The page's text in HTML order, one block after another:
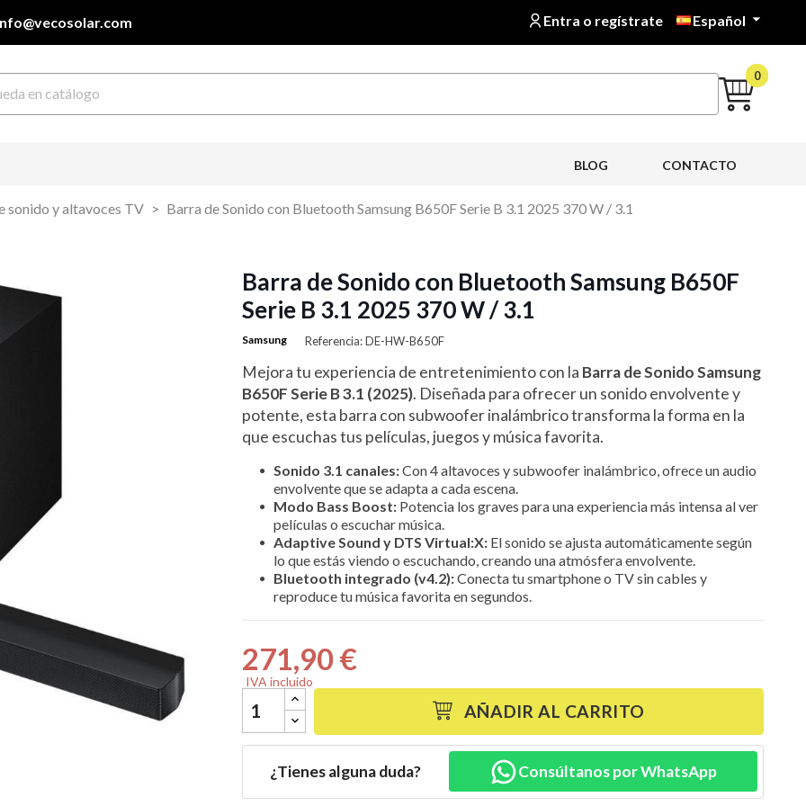
Entra o regístrate Español 
0
CONTACTO
BLOG
sonido y altavoces TV Barra de Sonido con Bluetooth Samsung B650F Serie B 3.1 2025 370 W / 3.1
Barra de Sonido con Bluetooth Samsung B650F
Serie B 3.1 2025 370 W / 3.1
Samsung Referencia: DE-HW-B650F
Mejora tu experiencia de entretenimiento con la Barra de Sonido Samsung
B650F Serie B 3.1 (2025). Diseñada para ofrecer un sonido envolvente y
potente, esta barra con subwoofer inalámbrico transforma la forma en la
que escuchas tus películas, juegos y música favorita.
Sonido 3.1 canales:Con 4 altavoces y subwoofer inalámbrico, ofrece un audio
envolvente que se adapta a cada escena.
Modo Bass Boost: Potencia los graves para una experiencia más intensa al ver
películas o escuchar música.
Adaptive Sound y DTS Virtual:X: El sonido se ajusta automáticamente según
lo que estás viendo o escuchando, creando una atmósfera envolvente.
Bluetooth integrado (v4.2):Conecta tu smartphone o TV sin cables y
reproduce tu música favorita en segundos.
271,90 €
IVA incluido
AÑADIR AL CARRITO
¿Tienes alguna duda? Consúltanos por WhatsApp